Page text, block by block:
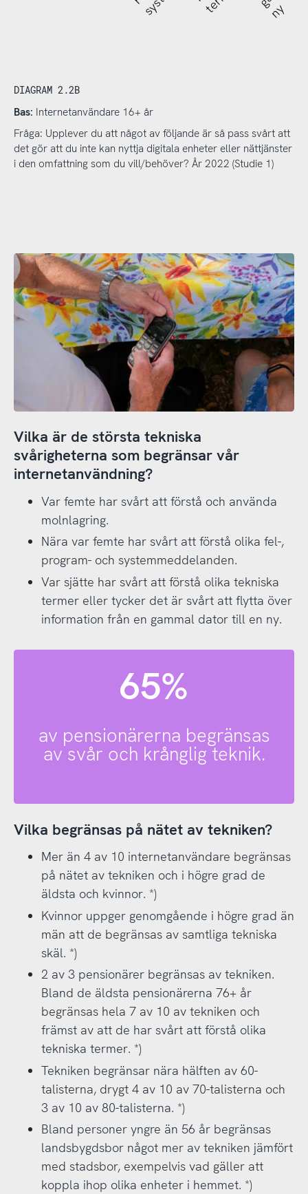
ny
DIAGRAM 2.2B
Bas: Internetanvändare 16+ år
Fråga: Upplever du att något av följande är så pass svårt att
det gör att du inte kan nyttja digitala enheter eller nättjänster
i den omfattning som du vill/behöver? År 2022 (Studie 1)
Vilka är de största tekniska
svårigheterna som begränsar vår
internetanvändning?
Var femte har svårt att förstå och använda
molnlagring.
Nära var femte har svårt att förstå olika fel-,
program- och systemmeddelanden.
Var sjätte har svårt att förstå olika tekniska
termer eller tycker det är svårt att flytta över
information från en gammal dator till en ny.
65%
av pensionärerna begränsas
av svår och krånglig teknik.
Vilka begränsas på nätet av tekniken?
Mer än 4 av 10 internetanvändare begränsas
på nätet av tekniken och i högre grad de
äldsta och kvinnor. *)
Kvinnor uppger genomgående i högre grad än
män att de begränsas av samtliga tekniska
skäl. *)
2 av 3 pensionärer begränsas av tekniken.
Bland de äldsta pensionärerna 76+ år
begränsas hela 7 av 10 av tekniken och
främst av att de har svårt att förstå olika
tekniska termer. *)
Tekniken begränsar nära hälften av 60-
talisterna, drygt 4 av 10 av 70-talisterna och
3 av 10 av 80-talisterna. *)
Bland personer yngre än 56 år begränsas
landsbygdsbor något mer av tekniken jämfört
med stadsbor, exempelvis vad gäller att
koppla ihop olika enheter i hemmet. *)